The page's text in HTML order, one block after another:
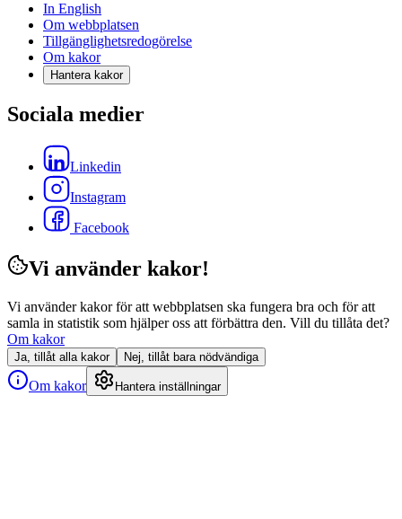
In English
Om webbplatsen
Tillgänglighetsredogörelse
Om kakor
Hantera kakor
Sociala medier
Linkedin
Instagram
Facebook
Vi använder kakor!
Vi använder kakor för att webbplatsen ska fungera bra och för att
samla in statistik som hjälper oss att förbättra den. Vill du tillåta det?
Om kakor
Ja, tillåt alla kakor Nej, tillåt bara nödvändiga
Om kakor Hantera inställningar